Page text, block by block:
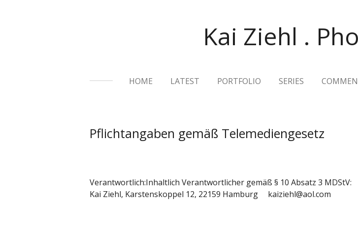
Kai Ziehl .
HOME LATEST PORTFOLIO SERIES
Pflichtangaben gemäß Telemediengesetz
Verantwortlich:Inhaltlich Verantwortlicher gemäß § 10 Absatz 3 MDStV:
Kai Ziehl, Karstenskoppel 12, 22159 Hamburg kaiziehl@aol.com